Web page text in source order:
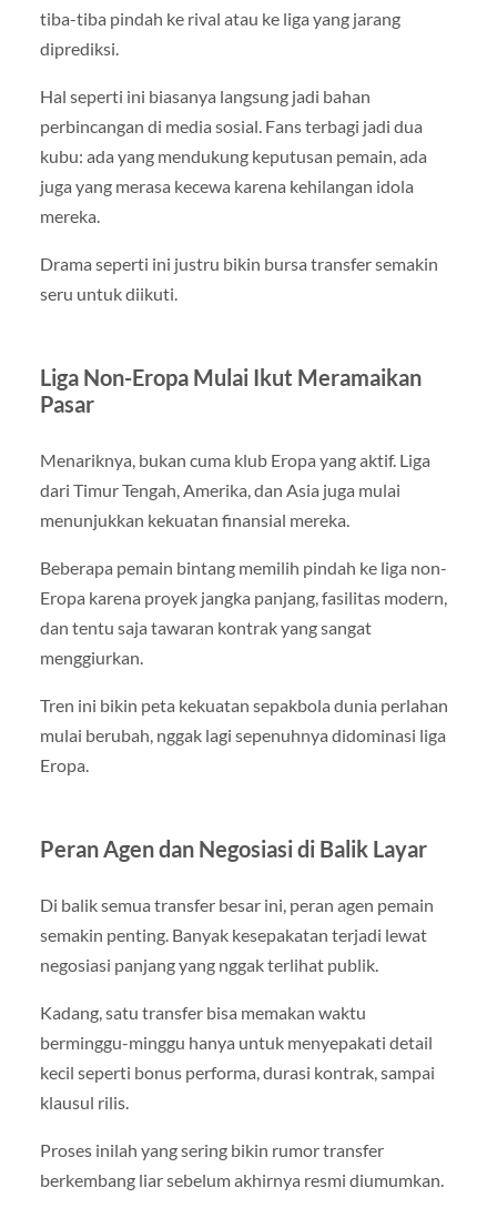
tiba-tiba pindah ke rival atau ke liga yang jarang
diprediksi.
Hal seperti ini biasanya langsung jadi bahan
perbincangan di media sosial. Fans terbagi jadi dua
kubu: ada yang mendukung keputusan pemain, ada
juga yang merasa kecewa karena kehilangan idola
mereka.
Drama seperti ini justru bikin bursa transfer semakin
seru untuk diikuti.
Liga Non-Eropa Mulai Ikut Meramaikan
Pasar
Menariknya, bukan cuma klub Eropa yang aktif. Liga
dari Timur Tengah, Amerika, dan Asia juga mulai
menunjukkan kekuatan finansial mereka.
Beberapa pemain bintang memilih pindah ke liga non-
Eropa karena proyek jangka panjang, fasilitas modern,
dan tentu saja tawaran kontrak yang sangat
menggiurkan.
Tren ini bikin peta kekuatan sepakbola dunia perlahan
mulai berubah, nggak lagi sepenuhnya didominasi liga
Eropa.
Peran Agen dan Negosiasi di Balik Layar
Di balik semua transfer besar ini, peran agen pemain
semakin penting. Banyak kesepakatan terjadi lewat
negosiasi panjang yang nggak terlihat publik.
Kadang, satu transfer bisa memakan waktu
berminggu-minggu hanya untuk menyepakati detail
kecil seperti bonus performa, durasi kontrak, sampai
klausul rilis.
Proses inilah yang sering bikin rumor transfer
berkembang liar sebelum akhirnya resmi diumumkan.